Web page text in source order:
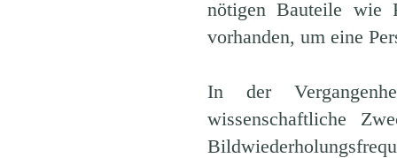
nötigen Bauteile wie
vorhanden, um eine
In der
wissenschaftliche